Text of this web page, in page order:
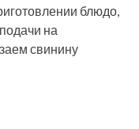
блюдо,
на
свинину